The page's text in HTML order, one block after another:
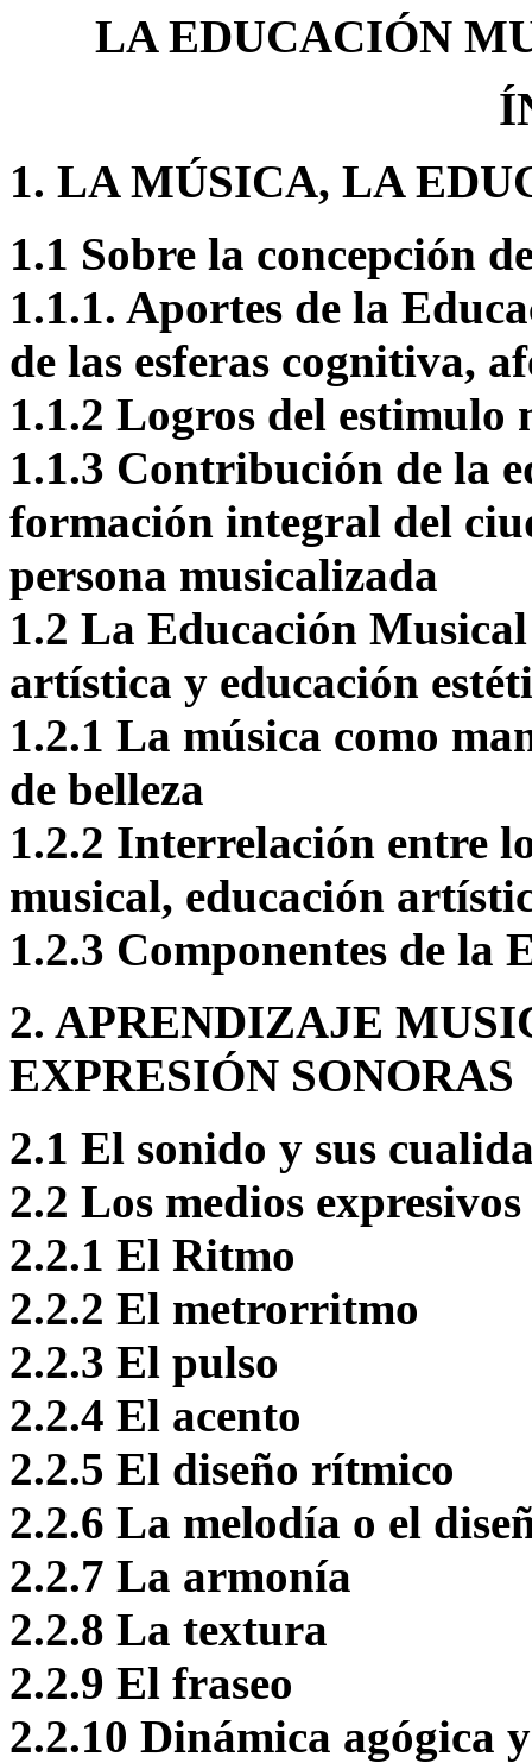
LA EDUCACIÓN
1. LA MÚSICA, LA
1.1 Sobre la concepción
1.1.1. Aportes de la
de las esferas cognitiva,
1.1.2 Logros del estimulo
1.1.3 Contribución de la
formación integral del
persona musicalizada
1.2 La Educación
artística y educación
1.2.1 La música como
de belleza
1.2.2 Interrelación entre
musical, educación
1.2.3 Componentes de la
2. APRENDIZAJE
EXPRESIÓN SONORAS
2.1 El sonido y sus
2.2 Los medios
2.2.1 El Ritmo
2.2.2 El metrorritmo
2.2.3 El pulso
2.2.4 El acento
2.2.5 El diseño rítmico
2.2.6 La melodía o el
2.2.7 La armonía
2.2.8 La textura
2.2.9 El fraseo
2.2.10 Dinámica agógica